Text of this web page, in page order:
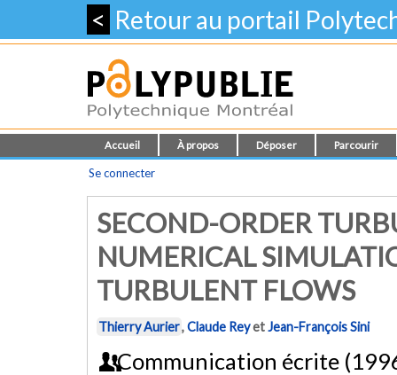
< Retour au portail
Accueil À propos Déposer Parcourir
Se connecter
SECOND-ORDER
NUMERICAL
TURBULENT FLOWS
Thierry Aurier,Claude ReyetJean-François Sini
Communication écrite